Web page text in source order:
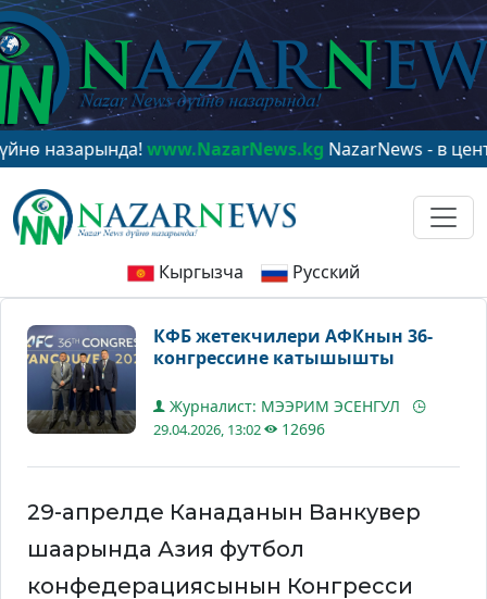
www.NazarNews.kgNazarNews - в центре
Кыргызча Русский
КФБ жетекчилери АФКнын 36-
конгрессине катышышты
Журналист: МЭЭРИМ ЭСЕНГУЛ
29.04.2026, 13:02 12696
29-апрелде Канаданын Ванкувер
шаарында Азия футбол
конфедерациясынын Конгресси